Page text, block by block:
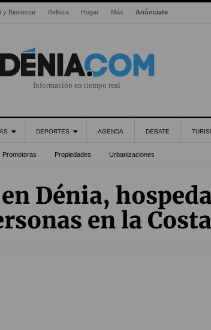
y Bienestar Belleza Hogar Más Anúnciate
Información en tiempo real
DEPORTES AGENDA DEBATE
Promotoras Propiedades Urbanizaciones
Dénia,
en la